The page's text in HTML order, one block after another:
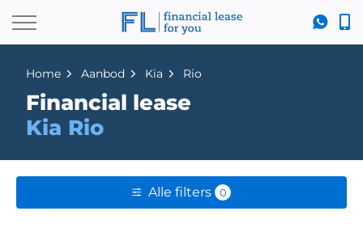
Home Aanbod Kia Rio
Financial lease
Kia Rio
Alle filters 0